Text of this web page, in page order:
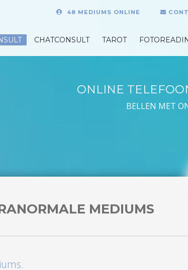
48 MEDIUMS ONLINE
CHATCONSULT TAROT
ONLINE
BELLEN MET
MEDIUMS